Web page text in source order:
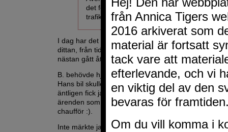
det för bilisterna. Under morgonen har ett
trafikolyckor rapporterats till polisen.
I dag har det varit a day off. Jag har varit ute och
dittan, från tidig morgon till nu i eftermiddag - en
nästan gått åt, men kallstarter drar bensin som bara
B. behövde hjälp med en hel del så det var bara att
Hans bil skulle in på verkstad (jag har tjatat i över
äntligen fick jag honom att komma till skott) och så
ärenden som han skulle utföra och där kom jag in i
chaufför :).
Inte märkte jag av någon halka, fast det var lite